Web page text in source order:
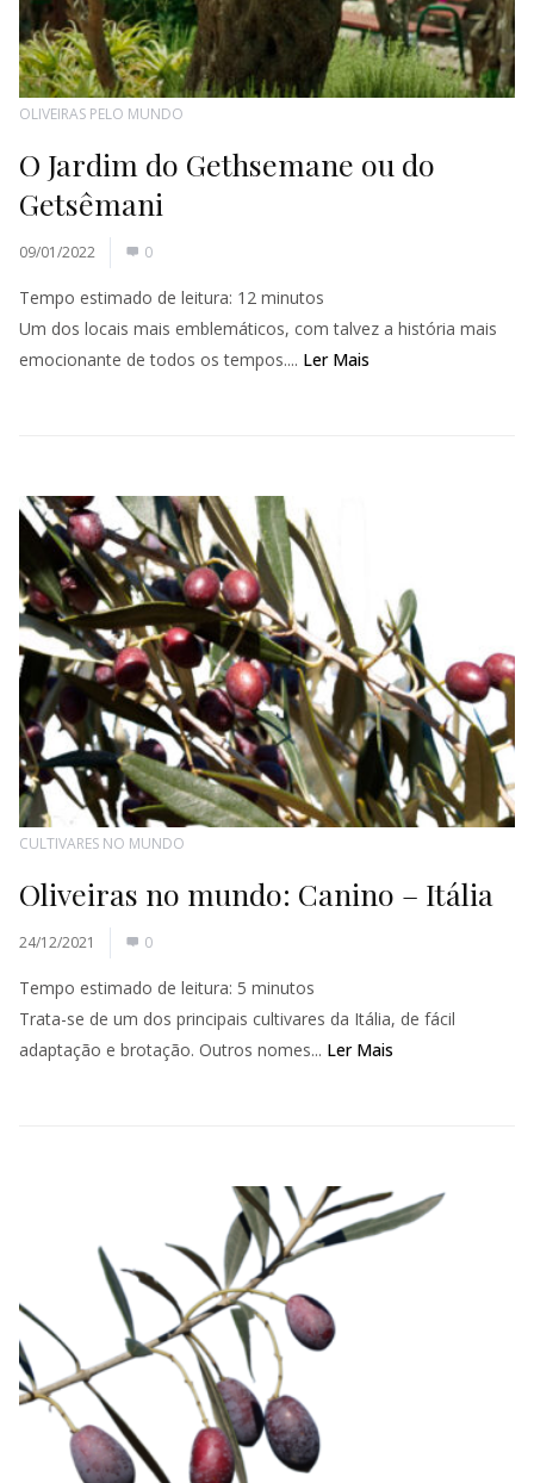
OLIVEIRAS PELO MUNDO
O Jardim do Gethsemane ou do
Getsêmani
09/01/2022 0
Tempo estimado de leitura: 12 minutos
Um dos locais mais emblemáticos, com talvez a história mais
emocionante de todos os tempos.... Ler Mais
CULTIVARES NO MUNDO
Oliveiras no mundo: Canino – Itália
24/12/2021 0
Tempo estimado de leitura: 5 minutos
Trata-se de um dos principais cultivares da Itália, de fácil
adaptação e brotação. Outros nomes... Ler Mais